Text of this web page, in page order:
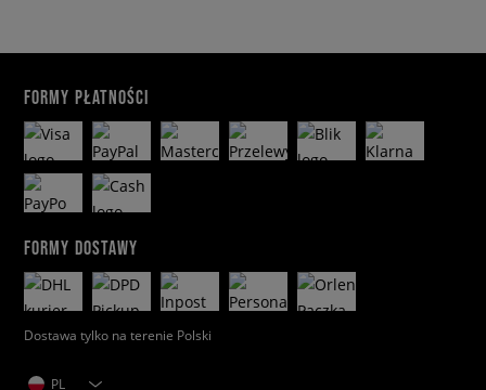
FORMY PŁATNOŚCI
FORMY DOSTAWY
Dostawa tylko na terenie Polski
PL